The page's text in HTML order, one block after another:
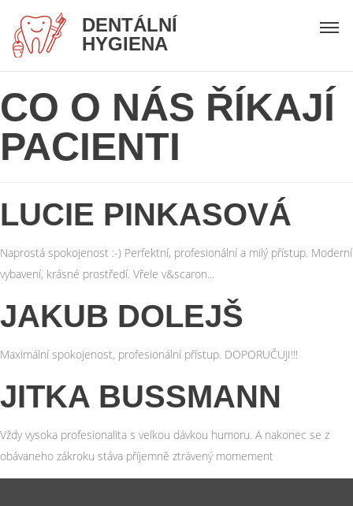
DENTÁLNÍ
HYGIENA
CO O NÁS ŘÍKAJÍ
PACIENTI
LUCIE PINKASOVÁ
Naprostá spokojenost :-) Perfektní, profesionální a milý přístup. Moderní
vybavení, krásné prostředí. Vřele v&scaron...
JAKUB DOLEJŠ
Maximální spokojenost, profesionální přístup. DOPORUČUJI!!!
JITKA BUSSMANN
Vždy vysoka profesionalita s velkou dávkou humoru. A nakonec se z
obávaneho zákroku stáva příjemně ztrávený momement